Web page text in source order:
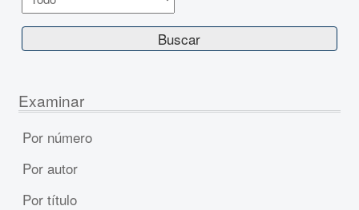
Examinar
Por número
Por autor
Por título